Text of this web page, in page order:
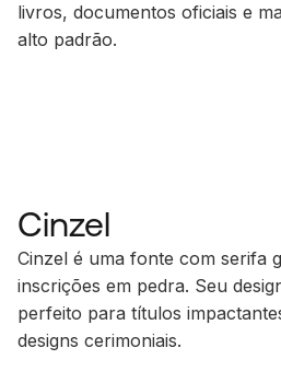
livros, documentos oficiais e
alto padrão.
Cinzel
Cinzel é uma fonte com serifa
inscrições em pedra. Seu
perfeito para títulos
designs cerimoniais.